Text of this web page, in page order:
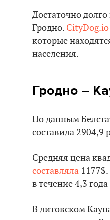
Достаточно
Гродно. CityDog.io
которые
населения.
Гродно –
По данным
составила 2904,9
Средняя цена
составляла
в течение 4,3
В литовском